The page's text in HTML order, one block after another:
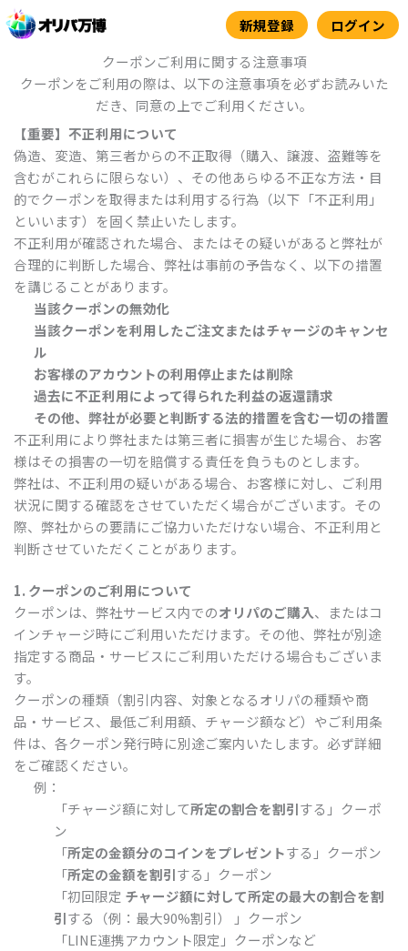
容
新規登録
ログイン
クーポンご利用に関する注意事項
クーポンをご利用の際は、以下の注意事項を必ずお読みいた
だき、同意の上でご利用ください。
【重要】不正利用について
偽造、変造、第三者からの不正取得（購入、譲渡、盗難等を
含むがこれらに限らない）、その他あらゆる不正な方法・目
的でクーポンを取得または利用する行為（以下「不正利用」
といいます）を固く禁止いたします。
不正利用が確認された場合、またはその疑いがあると弊社が
合理的に判断した場合、弊社は事前の予告なく、以下の措置
を講じることがあります。
当該クーポンの無効化
当該クーポンを利用したご注文またはチャージのキャンセ
ル
お客様のアカウントの利用停止または削除
過去に不正利用によって得られた利益の返還請求
その他、弊社が必要と判断する法的措置を含む一切の措置
不正利用により弊社または第三者に損害が生じた場合、お客
様はその損害の一切を賠償する責任を負うものとします。
弊社は、不正利用の疑いがある場合、お客様に対し、ご利用
状況に関する確認をさせていただく場合がございます。その
際、弊社からの要請にご協力いただけない場合、不正利用と
判断させていただくことがあります。
1. クーポンのご利用について
クーポンは、弊社サービス内でのオリパのご購入、またはコ
インチャージ時にご利用いただけます。その他、弊社が別途
指定する商品・サービスにご利用いただける場合もございま
す。
クーポンの種類（割引内容、対象となるオリパの種類や商
品・サービス、最低ご利用額、チャージ額など）やご利用条
件は、各クーポン発行時に別途ご案内いたします。必ず詳細
をご確認ください。
例：
「チャージ額に対して所定の割合を割引する」クーポ
ン
「所定の金額分のコインをプレゼントする」クーポン
「所定の金額を割引する」クーポン
「初回限定 チャージ額に対して所定の最大の割合を割
引する（例：最大90%割引） 」クーポン
「LINE連携アカウント限定」クーポンなど